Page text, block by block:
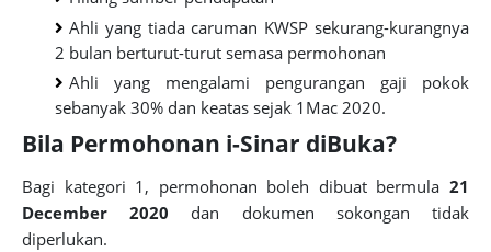
Ahli yang tiada caruman KWSP sekurang-kurangnya
2 bulan berturut-turut semasa permohonan
Ahli yang mengalami pengurangan gaji pokok
sebanyak 30% dan keatas sejak 1Mac 2020.
Bila Permohonan i-Sinar diBuka?
Bagi kategori 1, permohonan boleh dibuat bermula 21
December 2020 dan dokumen sokongan tidak
diperlukan.